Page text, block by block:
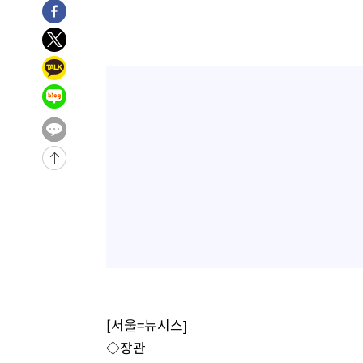
-22290초 전 >
주 날씨]
-19308초 전 >
-17825초 전 >
-6446초 전 >
7분 전 >
[서울=뉴시스]
◇장관